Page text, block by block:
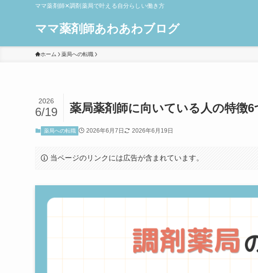
ママ薬剤師✕調剤薬局で叶える自分らしい働き方
ママ薬剤師あわあわブログ
ホーム 薬局への転職
薬局薬剤師に向いている人の特徴
2026
6/19
薬局への転職 2026年6月7日 2026年6月19日
当ページのリンクには広告が含まれています。